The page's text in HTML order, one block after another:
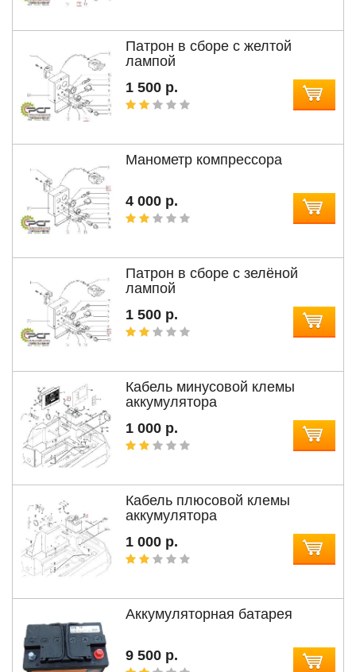
Патрон в сборе с желтой
лампой
1 500 р.
Манометр компрессора
4 000 р.
Патрон в сборе с зелёной
лампой
1 500 р.
Кабель минусовой клемы
аккумулятора
1 000 р.
Кабель плюсовой клемы
аккумулятора
1 000 р.
Аккумуляторная батарея
9 500 р.